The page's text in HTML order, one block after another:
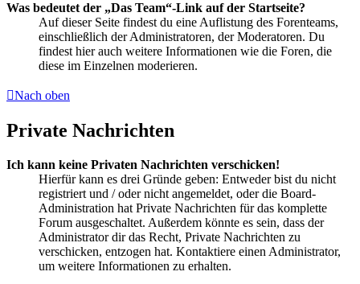
Was bedeutet der „Das Team“-Link auf der Startseite?
Auf dieser Seite findest du eine Auflistung des Forenteams,
einschließlich der Administratoren, der Moderatoren. Du
findest hier auch weitere Informationen wie die Foren, die
diese im Einzelnen moderieren.
Nach oben
Private Nachrichten
Ich kann keine Privaten Nachrichten verschicken!
Hierfür kann es drei Gründe geben: Entweder bist du nicht
registriert und / oder nicht angemeldet, oder die Board-
Administration hat Private Nachrichten für das komplette
Forum ausgeschaltet. Außerdem könnte es sein, dass der
Administrator dir das Recht, Private Nachrichten zu
verschicken, entzogen hat. Kontaktiere einen Administrator,
um weitere Informationen zu erhalten.